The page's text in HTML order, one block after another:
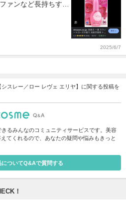
ァンなど長持ちす…
2025/6/7
スレー／ロー レヴェ エリヤ】に関する投稿を
るみんなのコミュニティサービスです。美容
てくれるので、あなたの疑問や悩みもきっと
についてQ&Aで質問する
！